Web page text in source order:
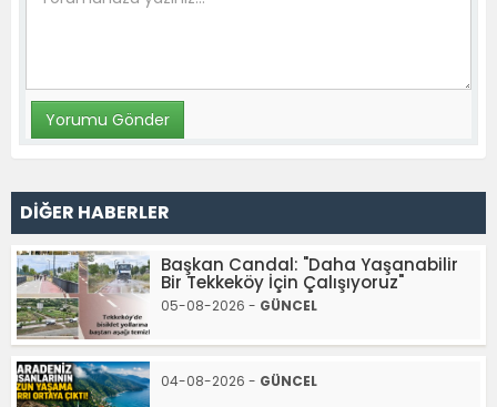
DİĞER HABERLER
Başkan Candal: "Daha Yaşanabilir
Bir Tekkeköy İçin Çalışıyoruz"
05-08-2026 - GÜNCEL
04-08-2026 - GÜNCEL